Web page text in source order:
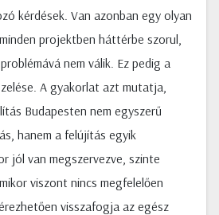
kérdések. Van azonban egy olyan
projektben háttérbe szorul,
nem válik. Ez pedig a
A gyakorlat azt mutatja,
Budapesten nem egyszerű
hanem a felújítás egyik
jól van megszervezve, szinte
viszont nincs megfelelően
visszafogja az egész